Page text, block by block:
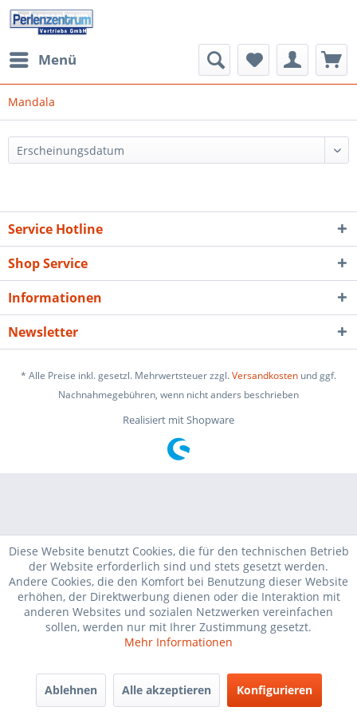
Menü
Mandala
Service Hotline
Shop Service
Informationen
Newsletter
* Alle Preise inkl. gesetzl. Mehrwertsteuer zzgl.Versandkosten und ggf.
Nachnahmegebühren, wenn nicht anders beschrieben
Realisiert mit Shopware
Diese Website benutzt Cookies, die für den technischen Betrieb
der Website erforderlich sind und stets gesetzt werden.
Andere Cookies, die den Komfort bei Benutzung dieser Website
erhöhen, der Direktwerbung dienen oder die Interaktion mit
anderen Websites und sozialen Netzwerken vereinfachen
sollen, werden nur mit Ihrer Zustimmung gesetzt.
Mehr Informationen
Ablehnen Alle akzeptieren Konfigurieren